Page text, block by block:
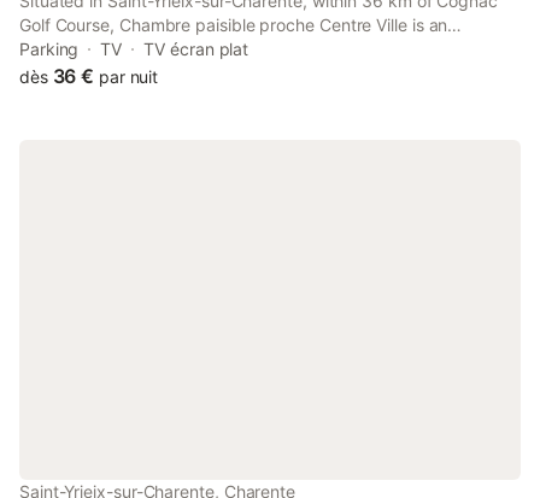
Golf Course, Chambre paisible proche Centre Ville is an
accommodation offering garden views. This homestay features
a garden. The property is non-smoking and is set 6.
Parking TV
TV écran plat
dès 36 € par nuit
Saint-Yrieix-sur-Charente, Charente